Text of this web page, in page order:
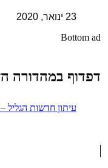
23 ינואר, 2020
Bottom ad
דפדוף במהדורה
עיתון חדשות הגליל –